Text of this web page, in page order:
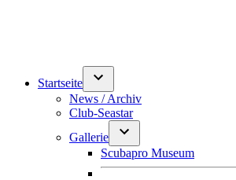
Startseite
News / Archiv
Club-Seastar
Gallerie
Scubapro Museum